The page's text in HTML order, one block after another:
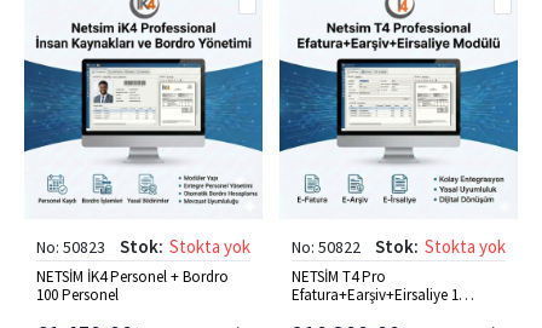
No: 50823 Stok: Stokta yok
NETSİM İK4 Personel + Bordro
100 Personel
No: 50822 Stok: Stokta yok
NETSİM T4 Pro
Efatura+Earşiv+Eirsaliye 1